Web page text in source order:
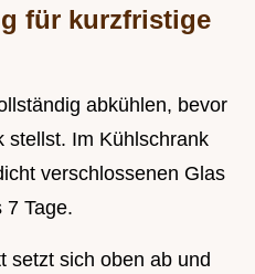
für kurzfristige
abkühlen, bevor
stellst. Im Kühlschrank
verschlossenen Glas
7 Tage.
setzt sich oben ab und